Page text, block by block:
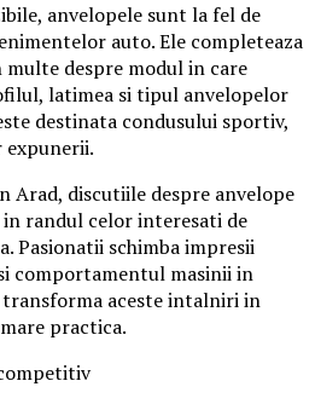
anvelopele sunt la fel de
auto. Ele completeaza
multe despre modul in care
latimea si tipul anvelopelor
destinata condusului sportiv,
expunerii.
Arad, discutiile despre anvelope
randul celor interesati de
Pasionatii schimba impresii
comportamentul masinii in
aceste intalniri in
practica.